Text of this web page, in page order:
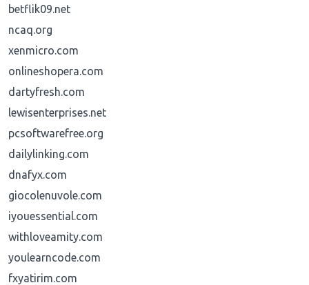
betflik09.net
ncaq.org
xenmicro.com
onlineshopera.com
dartyfresh.com
lewisenterprises.net
pcsoftwarefree.org
dailylinking.com
dnafyx.com
giocolenuvole.com
iyouessential.com
withloveamity.com
youlearncode.com
fxyatirim.com